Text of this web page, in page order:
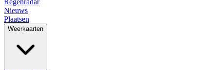
Regenradar
Nieuws
Plaatsen
Weerkaarten